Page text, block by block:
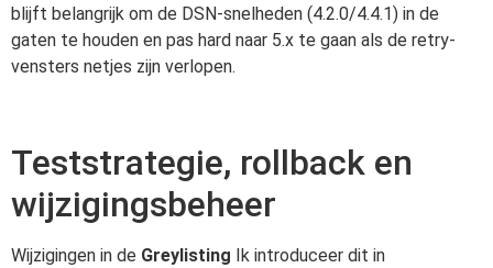
blijft belangrijk om de DSN-snelheden (4.2.0/4.4.1) in de
gaten te houden en pas hard naar 5.x te gaan als de retry-
vensters netjes zijn verlopen.
Teststrategie, rollback en
wijzigingsbeheer
Wijzigingen in de Greylisting Ik introduceer dit in